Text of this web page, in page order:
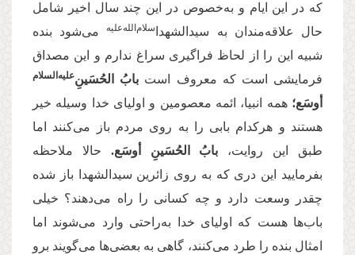
که در این ایام و به‌خصوص در این چند سال اخیر شامل
حال علاقه‌مندان به سیدالشهدا‌ سلام‌‌‌الله‌‌‌عليه
می‌شود بنده
شبیه این را از لحاظ فراگیری سراغ ندارم و این مصداق
فرمایشی است که معروف است بابُ الحُسَینِ‌علیه‌‌السلام
أوسَع؛ همه انبیا، ائمه معصومین و اولیای خدا وسیله خیر
هستند و هرکدام بابی را به روی مردم باز می‌کنند اما
طبق این روایت، بابُ الحُسَینِ أوسَع. حالا ملاحظه
بفرمایید این دری که به روی زائرین سیدالشهدا باز شده
چقدر وسعت دارد و چه کسانی را راه می‌دهند؟ خیلی
باب‌ها هست که اولیای خدا به‌راحتی وارد می‌شوند اما
امثال بنده را طرد می‌کنند، گاهی به بعضی‌ها می‌گویند برو